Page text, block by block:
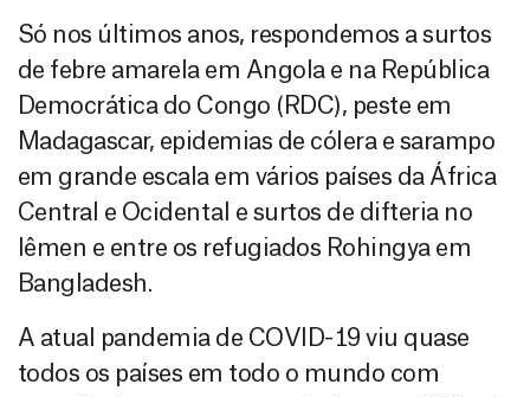
Só nos últimos anos, respondemos a surtos
de febre amarela em Angola e na República
Democrática do Congo (RDC), peste em
Madagascar, epidemias de cólera e sarampo
em grande escala em vários países da África
Central e Ocidental e surtos de difteria no
Iêmen e entre os refugiados Rohingya em
Bangladesh.
A atual pandemia de COVID-19 viu quase
todos os países em todo o mundo com